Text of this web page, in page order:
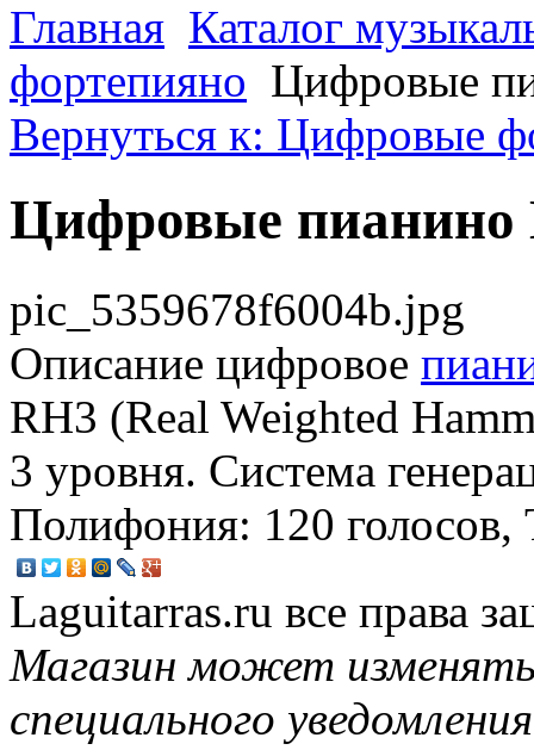
Главная Каталог
фортепияно Цифровые
Вернуться к: Цифровые
Цифровые пианино
pic_5359678f6004b.jpg
Описание цифровое
RH3 (Real Weighted
3 уровня. Система
Полифония: 120
Laguitarras.ru все права
Магазин может
специального